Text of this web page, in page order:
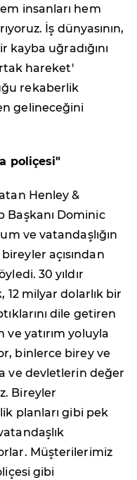
insanları hem
İş dünyasının,
kayba uğradığını
hareket'
rekaberlik
gelineceğini
poliçesi"
Henley &
Başkanı Dominic
ve vatandaşlığın
açısından
30 yıldır
milyar dolarlık bir
dile getiren
ve yatırım yoluyla
binlerce birey ve
ve devletlerin değer
Bireyler
planları gibi pek
Müşterilerimiz
gibi